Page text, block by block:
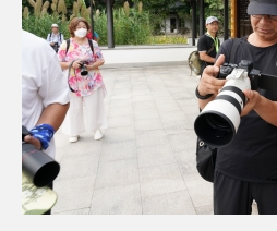
广西摄影师协会&君人庆
江南